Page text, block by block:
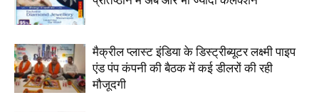
मैक्रील प्लास्ट इंडिया के डिस्ट्रीब्यूटर लक्ष्मी पाइप
एंड पंप कंपनी की बैठक में कई डीलरों की रही
मौजूदगी